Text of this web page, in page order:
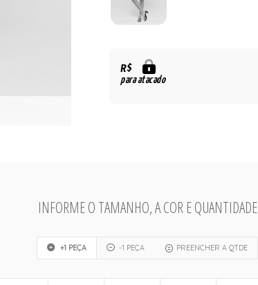
R$
para atacado
INFORME O TAMANHO, A COR E QUANTIDADE
+1 PEÇA -1 PEÇA PREENCHER A QTDE